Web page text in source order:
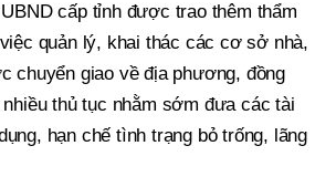
cấp tỉnh được trao thêm thẩm
quản lý, khai thác các cơ sở nhà,
chuyển giao về địa phương, đồng
thủ tục nhằm sớm đưa các tài
hạn chế tình trạng bỏ trống, lãng